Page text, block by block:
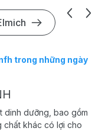
trong những ngày
dinh dưỡng, bao gồm
chất khác có lợi cho